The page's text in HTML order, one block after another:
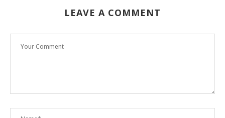
LEAVE A COMMENT